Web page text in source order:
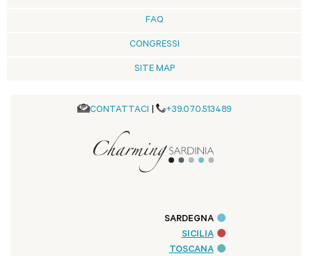
FAQ
CONGRESSI
SITE MAP
CONTATTACI +39.070.513489
SARDEGNA
SICILIA
TOSCANA